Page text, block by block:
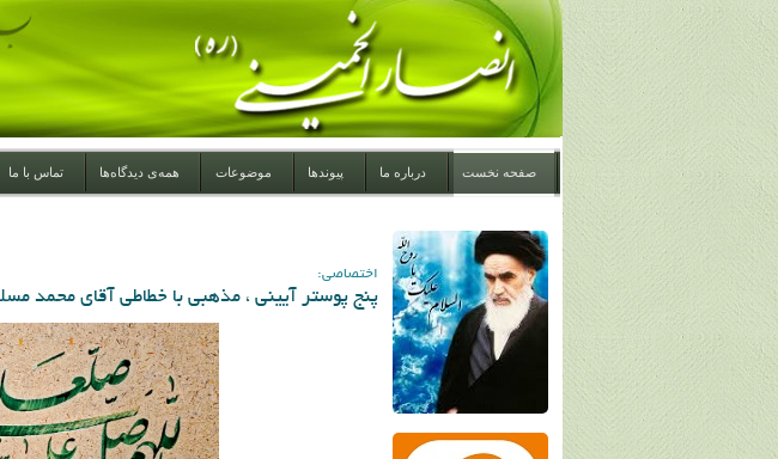
صفحه نخست درباره ما پیوندها موضوعات همه‌ی دیدگاه‌ها تماس با ما
اختصاصی:
پنج پوستر آیینی ، مذهبی با خطاطی آقای محمد